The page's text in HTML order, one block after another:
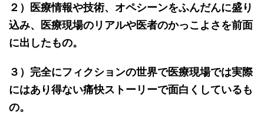
２）医療情報や技術、オペシーンをふんだんに盛り
込み、医療現場のリアルや医者のかっこよさを前面
に出したもの。
３）完全にフィクションの世界で医療現場では実際
にはあり得ない痛快ストーリーで面白くしているも
の。